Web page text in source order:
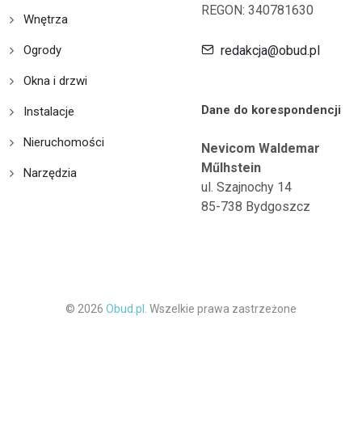
Wnętrza
Ogrody
Okna i drzwi
Instalacje
Nieruchomości
Narzędzia
REGON: 340781630
redakcja@obud.pl
Dane do korespondencji
Nevicom Waldemar
Műlhstein
ul. Szajnochy 14
85-738 Bydgoszcz
© 2026 Obud.pl. Wszelkie prawa zastrzeżone